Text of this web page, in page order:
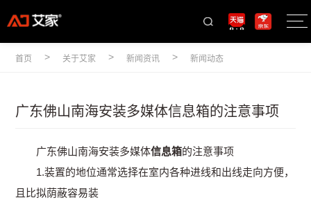
首页 > 关于艾家 >新闻资讯 >新闻动态
广东佛山南海安装多媒体信息箱的注意事项
广东佛山南海安装多媒体信息箱的注意事项
1.装置的地位通常选择在室内各种进线和出线走向方便，
且比拟荫蔽容易装